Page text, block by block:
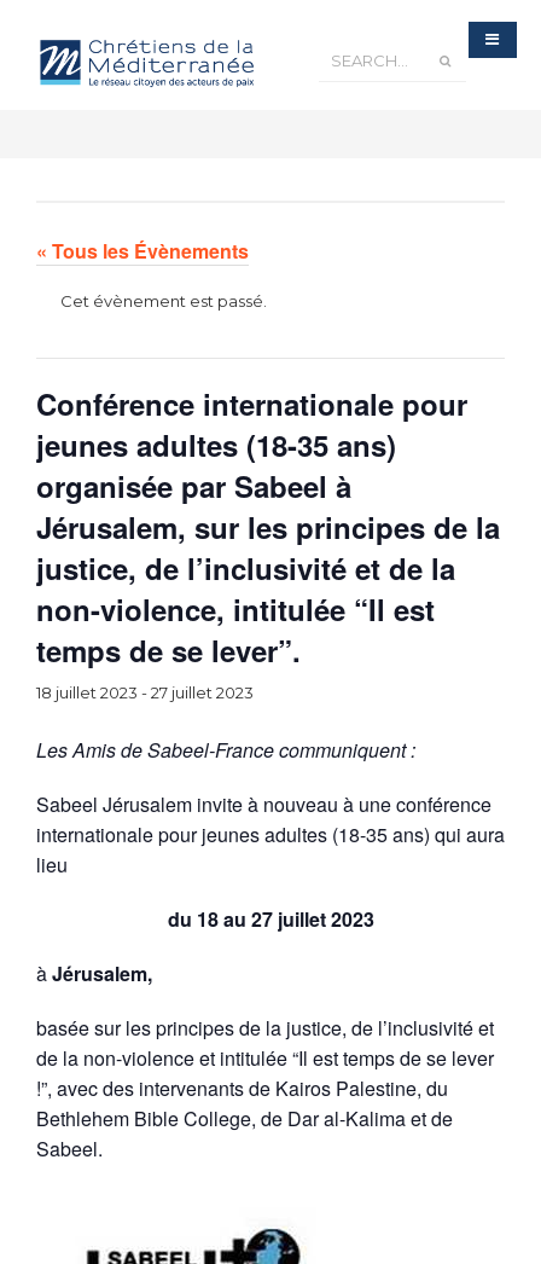
« Tous les Évènements
Cet évènement est passé.
Conférence internationale pour
jeunes adultes (18-35 ans)
organisée par Sabeel à
Jérusalem, sur les principes de la
justice, de l’inclusivité et de la
non-violence, intitulée “Il est
temps de se lever”.
18 juillet 2023 -27 juillet 2023
Les Amis de Sabeel-France communiquent :
Sabeel Jérusalem invite à nouveau à une conférence
internationale pour jeunes adultes (18-35 ans) qui aura
lieu
du 18 au 27 juillet 2023
àJérusalem,
basée sur les principes de la justice, de l’inclusivité et
de la non-violence et intitulée “Il est temps de se lever
!”, avec des intervenants de Kairos Palestine, du
Bethlehem Bible College, de Dar al-Kalima et de
Sabeel.